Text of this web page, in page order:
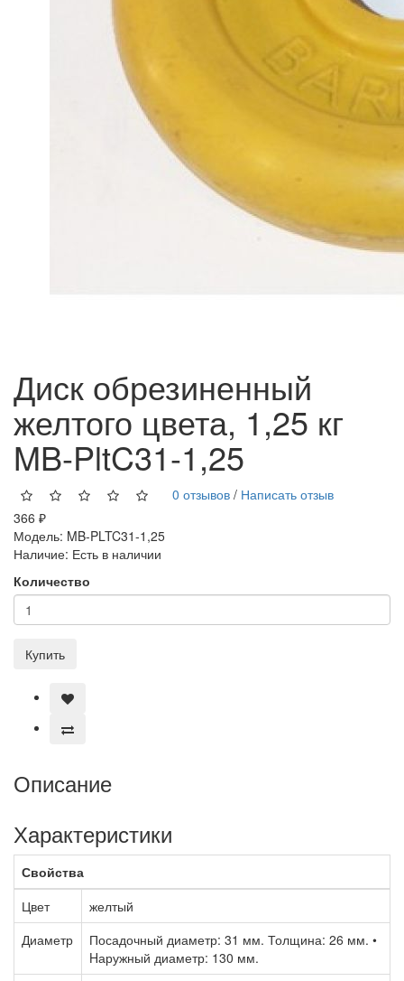
Диск обрезиненный
желтого цвета, 1,25 кг
MB-PltC31-1,25
0 отзывов / Написать отзыв
366 ₽
Модель: MB-PLTC31-1,25
Наличие: Есть в наличии
Количество
Купить
Описание
Характеристики
Свойства
Цвет
желтый
Диаметр
Посадочный диаметр: 31 мм. Толщина: 26 мм. •
Hаружный диаметр: 130 мм.